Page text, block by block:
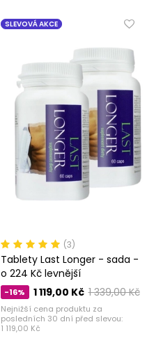
SLEVOVÁ AKCE
(3)
Tablety Last Longer - sada -
o 224 Kč levnější
-16% 1 339,00 Kč
1 119,00 Kč
Nejnižší cena produktu za
posledních 30 dní před slevou:
1 119,00 Kč